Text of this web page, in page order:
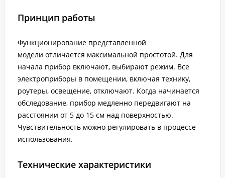
Принцип работы
Функционирование представленной
модели отличается максимальной простотой. Для
начала прибор включают, выбирают режим. Все
электроприборы в помещении, включая технику,
роутеры, освещение, отключают. Когда начинается
обследование, прибор медленно передвигают на
расстоянии от 5 до 15 см над поверхностью.
Чувствительность можно регулировать в процессе
использования.
Технические характеристики